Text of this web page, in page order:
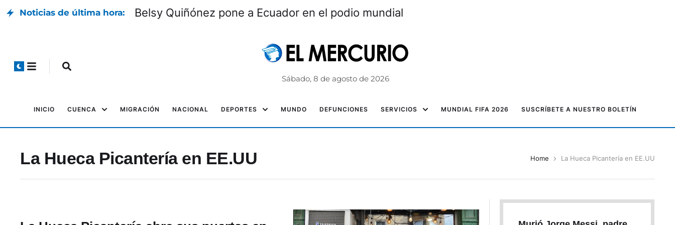
Noticias de última hora: Belsy Quiñónez pone a Ecuador en el podio mundial
Sábado, 8 de agosto de 2026
INICIO CUENCA MIGRACIÓN NACIONAL DEPORTES MUNDO DEFUNCIONES SERVICIOS MUNDIAL FIFA 2026 SUSCRÍBETE A NUESTRO BOLETÍN
La Hueca Picantería en EE.UU Home La Hueca Picantería en EE.UU